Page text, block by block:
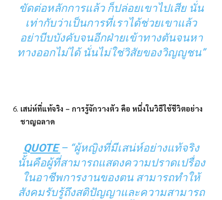
ขัดต่อหลักการแล้ว ก็ปล่อยเขาไปเสีย นั่น
เท่ากับว่าเป็นการที่เราได้ช่วยเขาแล้ว
อย่าบีบบังคับจนอีกฝ่ายเข้าทางตันจนหา
ทางออกไม่ได้ นั่นไม่ใช่วิสัยของวิญญูชน”
เสน่ห์ที่แท้จริง – การรู้จักวางตัว คือ หนึ่งในวิธีใช้ชีวิตอย่าง
ชาญฉลาด
QUOTE– “ผู้หญิงที่มีเสน่ห์อย่างแท้จริง
นั้นคือผู้ที่สามารถแสดงความปราดเปรื่อง
ในอาชีพการงานของตน สามารถทำให้
สังคมรับรู้ถึงสติปัญญาและความสามารถ